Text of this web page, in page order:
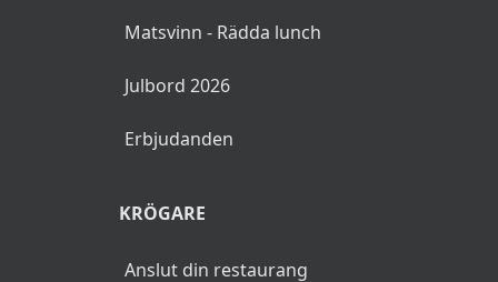
Matsvinn - Rädda lunch
Julbord 2026
Erbjudanden
KRÖGARE
Anslut din restaurang